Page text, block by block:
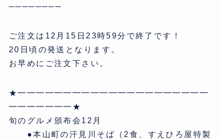
────────
ご注文は12月15日23時59分で終了です！
20日頃の発送となります。
お早めにご注文下さい。
★━━━━━━━━━━━━━━━━━━━━━
━━━━━━━★
旬のグルメ頒布会12月
●本山町の汗見川そば（2食、すえひろ屋特製